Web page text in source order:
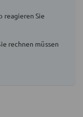
reagieren Sie
rechnen müssen